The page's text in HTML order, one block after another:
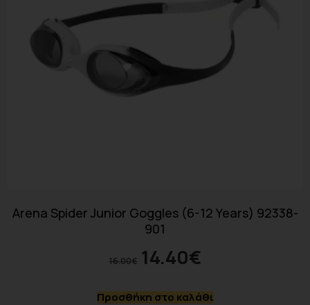
Arena Spider Junior Goggles (6-12 Years) 92338-
901
16.00€ 14.40€
Προσθήκη στο καλάθι